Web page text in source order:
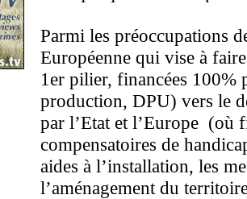
Parmi les préoccupations
Européenne qui vise à
1er pilier, financées 100%
production, DPU) vers le
par l’Etat et l’Europe (où
compensatoires de
aides à l’installation, les
l’aménagement du